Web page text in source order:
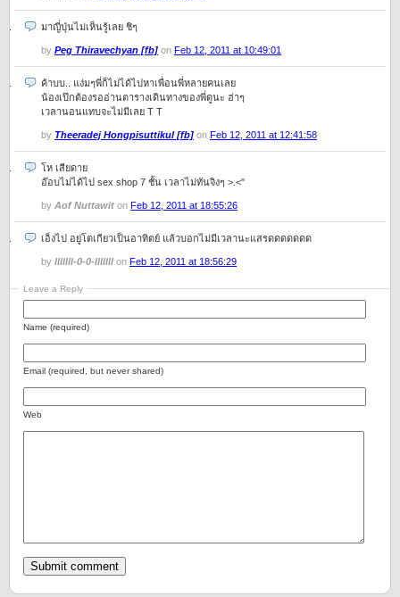
มาญี่ปุ่นไม่เห็นรู้เลย ชิๆ
by Peg Thiravechyan [fb] on Feb 12, 2011 at 10:49:01
ค้าบบ.. แง่มๆพี่ก็ไม่ได้ไปหาเพื่อนพี่หลายคนเลย
น้องเป๊กต้องรออ่านตารางเดินทางของพี่ดูนะ ฮ่าๆ
เวลานอนแทบจะไม่มีเลย T T
by Theeradej Hongpisuttikul [fb] on Feb 12, 2011 at 12:41:58
โห เสียดาย
อ๊อบไม่ได้ไป sex shop 7 ชั้น เวลาไม่ทันจิงๆ >.<"
by Aof Nuttawit on Feb 12, 2011 at 18:55:26
เอ็งไป อยู่โตเกียวเป็นอาทิตย์ แล้วบอกไม่มีเวลานะแสรดดดดดดด
by lllllll-0-0-lllllll on Feb 12, 2011 at 18:56:29
Leave a Reply
Name (required)
Email (required, but never shared)
Web